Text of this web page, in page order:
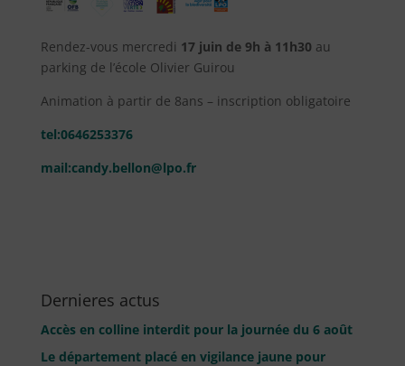
Rendez-vous mercredi 17 juin de 9h à 11h30 au
parking de l’école Olivier Guirou
Animation à partir de 8ans – inscription obligatoire
tel:0646253376
mail:candy.bellon@lpo.fr
Dernieres actus
Accès en colline interdit pour la journée du 6 août
Le département placé en vigilance jaune pour